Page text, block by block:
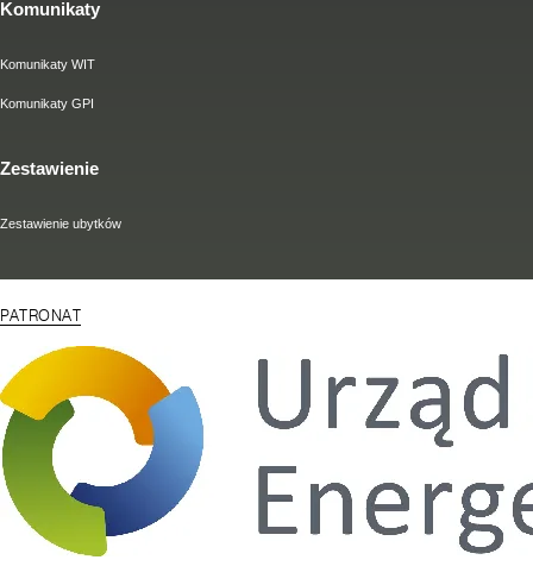
Komunikaty
Komunikaty WIT
Komunikaty GPI
Zestawienie
Zestawienie ubytków
PATRONAT